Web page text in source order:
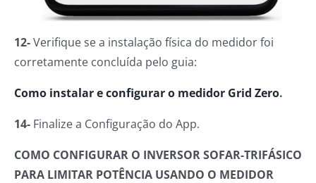
12-Verifique se a instalação física do medidor foi
corretamente concluída pelo guia:
Como instalar e configurar o medidor Grid Zero.
14- Finalize a Configuração do App.
COMO CONFIGURAR O INVERSOR SOFAR-TRIFÁSICO
PARA LIMITAR POTÊNCIA USANDO O MEDIDOR